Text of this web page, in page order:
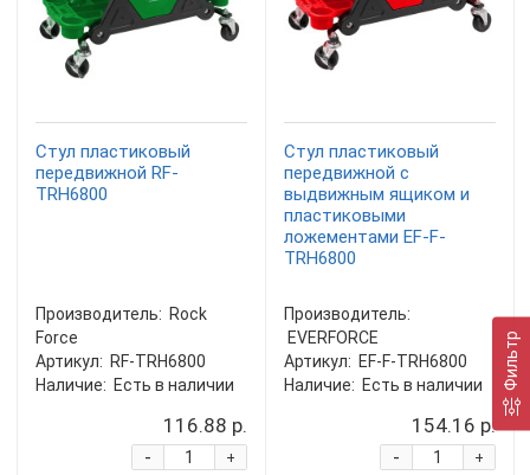
Фильтр
Стул пластиковый
передвижной RF-
TRH6800
Производитель: Rock
Force
Артикул: RF-TRH6800
Наличие: Есть в наличии
116.88 р.
+
-
Стул пластиковый
передвижной с
выдвижным ящиком и
пластиковыми
ложементами EF-F-
TRH6800
Производитель:
EVERFORCE
Артикул: EF-F-TRH6800
Наличие: Есть в наличии
154.16 р.
+
-